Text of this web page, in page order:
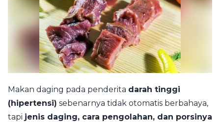
Makan daging pada penderita darah tinggi
(hipertensi) sebenarnya tidak otomatis berbahaya,
tapi jenis daging, cara pengolahan, dan porsinya